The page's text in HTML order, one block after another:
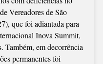
Vereadores de São
que foi adiantada para
Inova Summit,
Também, em decorrência
permanentes foi